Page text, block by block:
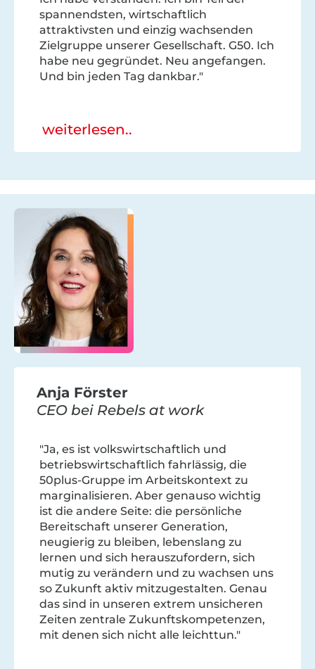
spannendsten, wirtschaftlich
attraktivsten und einzig wachsenden
Zielgruppe unserer Gesellschaft. G50. Ich
habe neu gegründet. Neu angefangen.
Und bin jeden Tag dankbar."
weiterlesen..
Anja Förster
CEO bei Rebels at work
"Ja, es ist volkswirtschaftlich und
betriebswirtschaftlich fahrlässig, die
50plus-Gruppe im Arbeitskontext zu
marginalisieren. Aber genauso wichtig
ist die andere Seite: die persönliche
Bereitschaft unserer Generation,
neugierig zu bleiben, lebenslang zu
lernen und sich herauszufordern, sich
mutig zu verändern und zu wachsen uns
so Zukunft aktiv mitzugestalten. Genau
das sind in unseren extrem unsicheren
Zeiten zentrale Zukunftskompetenzen,
mit denen sich nicht alle leichttun."